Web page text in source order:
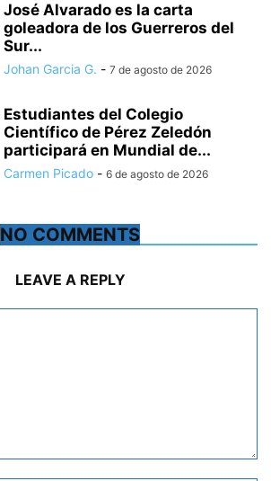
José Alvarado es la carta
goleadora de los Guerreros del
Sur...
Johan Garcia G. - 7 de agosto de 2026
Estudiantes del Colegio
Científico de Pérez Zeledón
participará en Mundial de...
Carmen Picado - 6 de agosto de 2026
NO COMMENTS
LEAVE A REPLY